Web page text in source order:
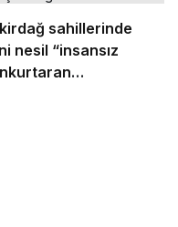
sahillerinde
nesil “insansız